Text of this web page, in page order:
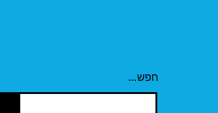
חפש…